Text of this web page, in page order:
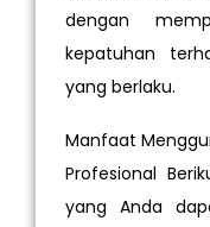
dengan
kepatuhan
yang berlaku.
Manfaat
Profesional
yang Anda